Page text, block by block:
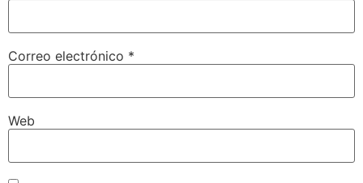
Correo electrónico *
Web